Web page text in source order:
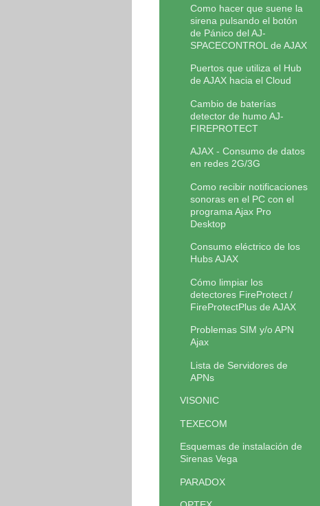
Como hacer que suene la
sirena pulsando el botón
de Pánico del AJ-
SPACECONTROL de AJAX
Puertos que utiliza el Hub
de AJAX hacia el Cloud
Cambio de baterías
detector de humo AJ-
FIREPROTECT
AJAX - Consumo de datos
en redes 2G/3G
Como recibir notificaciones
sonoras en el PC con el
programa Ajax Pro
Desktop
Consumo eléctrico de los
Hubs AJAX
Cómo limpiar los
detectores FireProtect /
FireProtectPlus de AJAX
Problemas SIM y/o APN
Ajax
Lista de Servidores de
APNs
VISONIC
TEXECOM
Esquemas de instalación de
Sirenas Vega
PARADOX